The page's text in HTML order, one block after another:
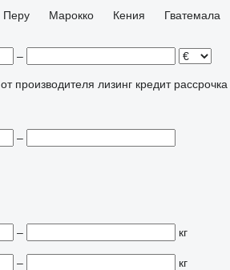
Перу Марокко Кения Гватемала
–
от производителя лизинг кредит рассрочка
–
–
кг
–
кг